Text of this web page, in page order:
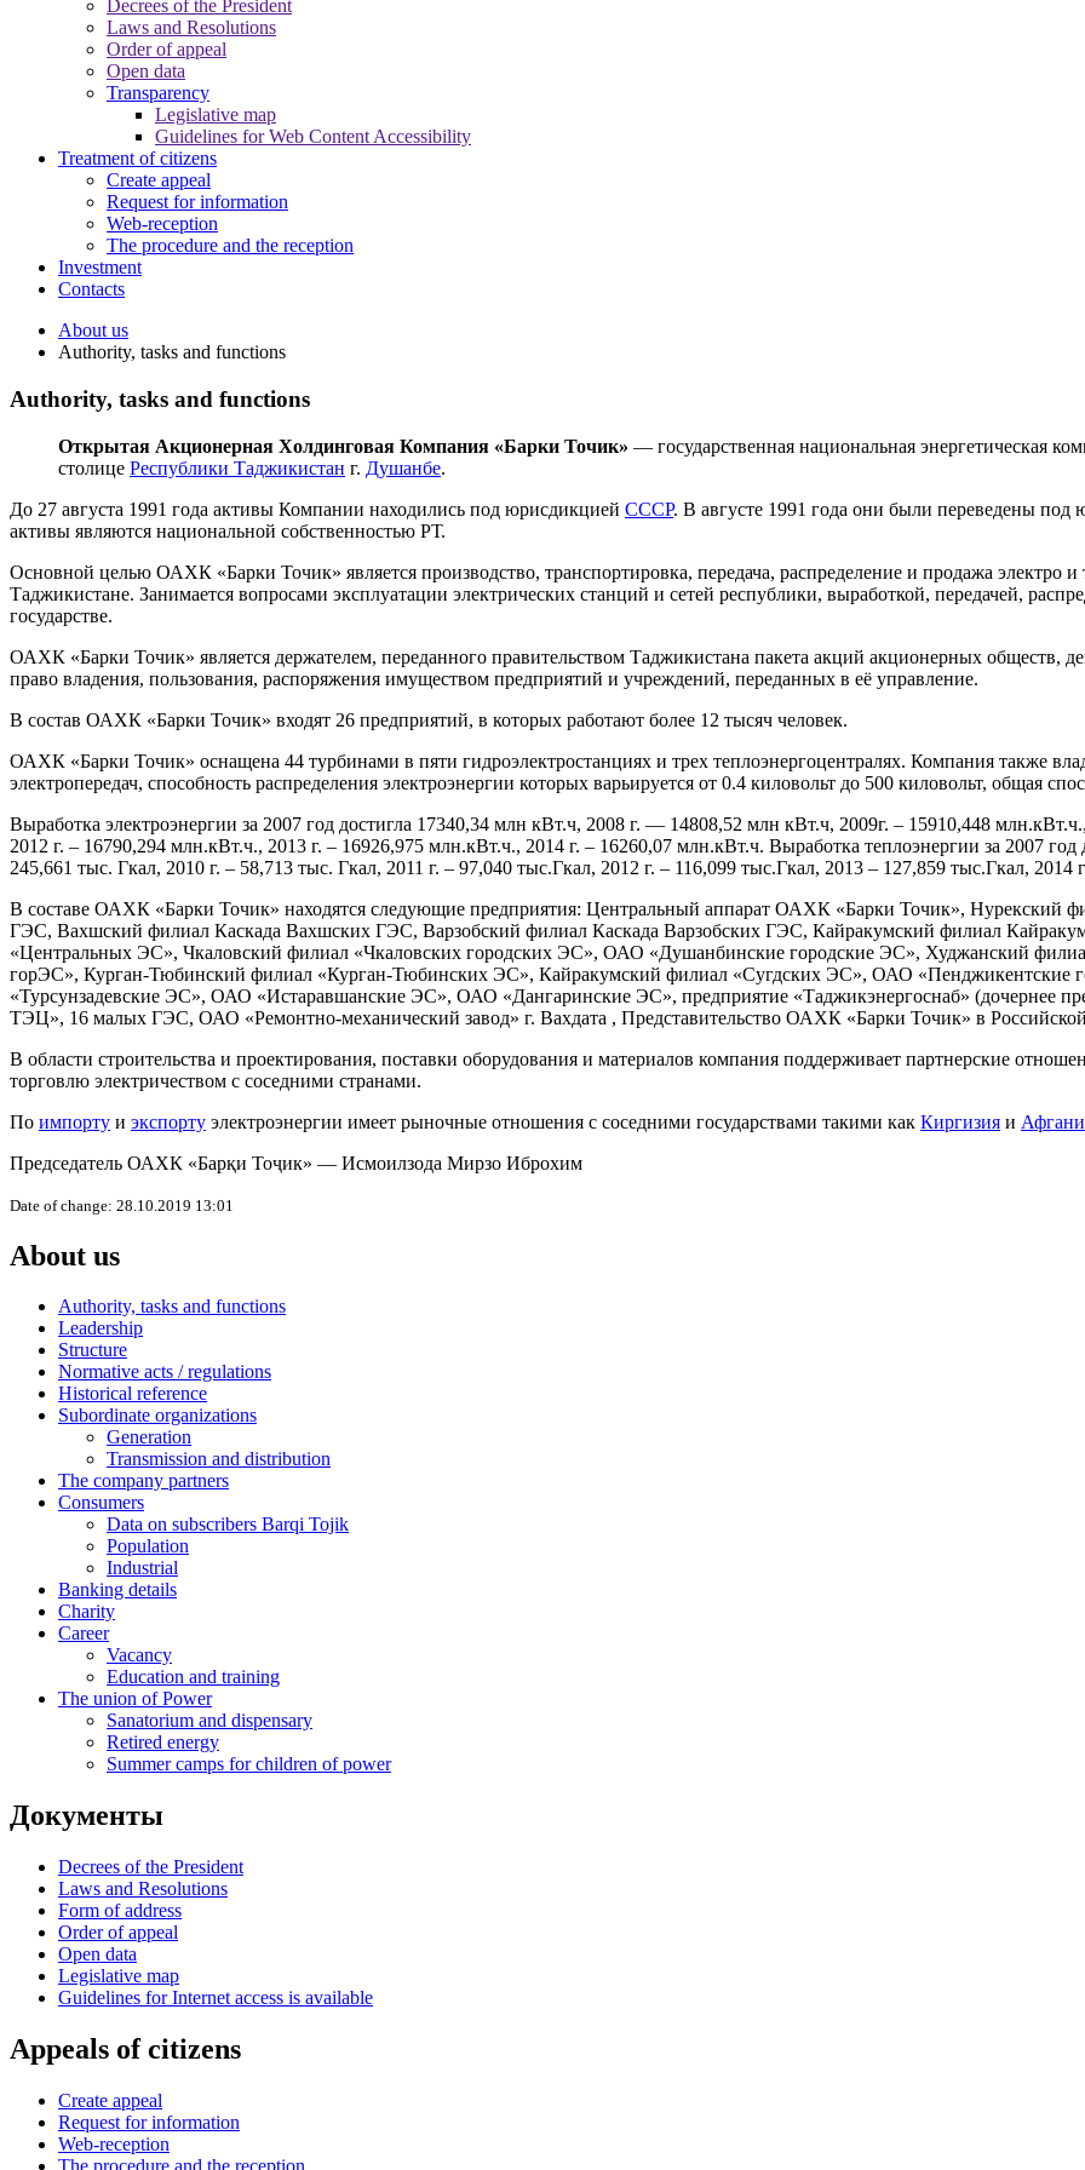
Decrees of the President
Laws and Resolutions
Order of appeal
Open data
Transparency
Legislative map
Guidelines for Web Content Accessibility
Treatment of citizens
Create appeal
Request for information
Web-reception
The procedure and the reception
Investment
Contacts
About us
Authority, tasks and functions
Authority, tasks and functions
Открытая Акционерная Холдинговая Компания «Барки Точик» — государственная национальная энергетическая
столице Республики Таджикистан г. Душанбе.
До 27 августа 1991 года активы Компании находились под юрисдикцией СССР. В августе 1991 года они были переведены
активы являются национальной собственностью РТ.
Основной целью ОАХК «Барки Точик» является производство, транспортировка, передача, распределение и продажа электро
Таджикистане. Занимается вопросами эксплуатации электрических станций и сетей республики, выработкой, передачей,
государстве.
ОАХК «Барки Точик» является держателем, переданного правительством Таджикистана пакета акций акционерных обществ,
право владения, пользования, распоряжения имуществом предприятий и учреждений, переданных в еë управление.
В состав ОАХК «Барки Точик» входят 26 предприятий, в которых работают более 12 тысяч человек.
ОАХК «Барки Точик» оснащена 44 турбинами в пяти гидроэлектростанциях и трех теплоэнергоцентралях. Компания также
электропередач, способность распределения электроэнергии которых варьируется от 0.4 киловольт до 500 киловольт, общая
Выработка электроэнергии за 2007 год достигла 17340,34 млн кВт.ч, 2008 г. — 14808,52 млн кВт.ч, 2009г. – 15910,448
2012 г. – 16790,294 млн.кВт.ч., 2013 г. – 16926,975 млн.кВт.ч., 2014 г. – 16260,07 млн.кВт.ч. Выработка теплоэнергии за 2007
245,661 тыс. Гкал, 2010 г. – 58,713 тыс. Гкал, 2011 г. – 97,040 тыс.Гкал, 2012 г. – 116,099 тыс.Гкал, 2013 – 127,859 тыс.Гкал, 2014
В составе ОАХК «Барки Точик» находятся следующие предприятия: Центральный аппарат ОАХК «Барки Точик», Нурекский
ГЭС, Вахшский филиал Каскада Вахшских ГЭС, Варзобский филиал Каскада Варзобских ГЭС, Кайракумский филиал
«Центральных ЭС», Чкаловский филиал «Чкаловских городских ЭС», ОАО «Душанбинские городские ЭС», Худжанский
горЭС», Курган-Тюбинский филиал «Курган-Тюбинских ЭС», Кайракумский филиал «Сугдских ЭС», ОАО
«Турсунзадевские ЭС», ОАО «Истаравшанские ЭС», ОАО «Дангаринские ЭС», предприятие «Таджикэнергоснаб»
ТЭЦ», 16 малых ГЭС, ОАО «Ремонтно-механический завод» г. Вахдата , Представительство ОАХК «Барки Точик» в
В области строительства и проектирования, поставки оборудования и материалов компания поддерживает партнерские
торговлю электричеством с соседними странами.
По импорту и экспорту электроэнергии имеет рыночные отношения с соседними государствами такими как Киргизия и
Председатель ОАХК «Барқи Тоҷик» — Исмоилзода Мирзо Иброхим
Date of change: 28.10.2019 13:01
About us
Authority, tasks and functions
Leadership
Structure
Normative acts / regulations
Historical reference
Subordinate organizations
Generation
Transmission and distribution
The company partners
Consumers
Data on subscribers Barqi Tojik
Population
Industrial
Banking details
Charity
Career
Vacancy
Education and training
The union of Power
Sanatorium and dispensary
Retired energy
Summer camps for children of power
Документы
Decrees of the President
Laws and Resolutions
Form of address
Order of appeal
Open data
Legislative map
Guidelines for Internet access is available
Appeals of citizens
Create appeal
Request for information
Web-reception
The procedure and the reception